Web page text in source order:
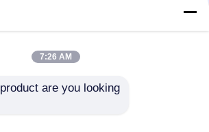
7:26 AM
are you looking